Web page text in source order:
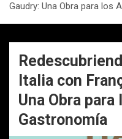
Gaudry: Una Obra para los
Italia con
Una Obra
Gastronomía